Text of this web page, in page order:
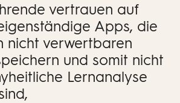
vertrauen auf
Apps, die
nicht verwertbaren
und somit nicht
Lernanalyse